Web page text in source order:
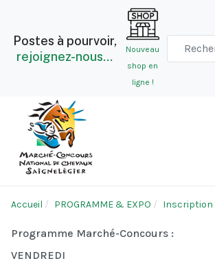
Postes à pourvoir,
rejoignez-nous…
Nouveau
shop en
ligne !
Accueil PROGRAMME & EXPO Inscription
Programme Marché-Concours :
VENDREDI